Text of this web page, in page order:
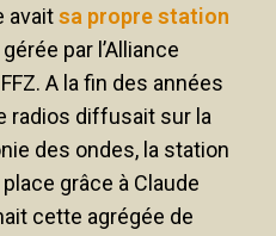
avaitsa propre station
gérée par l’Alliance
A la fin des années
radios diffusait sur la
des ondes, la station
grâce à Claude
cette agrégée de